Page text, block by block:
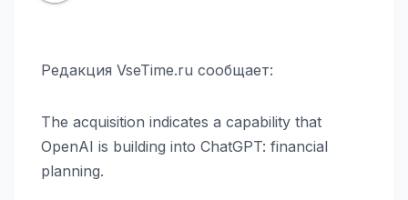
Редакция VseTime.ru сообщает:
The acquisition indicates a capability that
OpenAI is building into ChatGPT: financial
planning.